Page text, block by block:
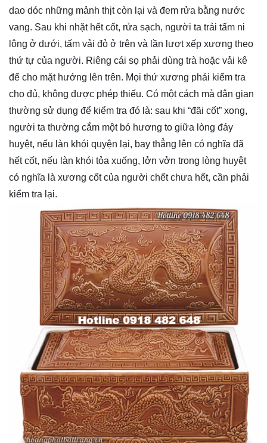
dao dóc những mảnh thịt còn lại và đem rửa bằng nước
vang. Sau khi nhặt hết cốt, rửa sạch, người ta trải tấm ni
lông ở dưới, tấm vải đỏ ở trên và lần lượt xếp xương theo
thứ tự của người. Riêng cái sọ phải dùng trà hoặc vải kê
để cho mặt hướng lên trên. Mọi thứ xương phải kiểm tra
cho đủ, không được phép thiếu. Có một cách mà dân gian
thường sử dụng để kiểm tra đó là: sau khi “đãi cốt” xong,
người ta thường cắm một bó hương to giữa lòng đáy
huyệt, nếu làn khói quyện lại, bay thẳng lên có nghĩa đã
hết cốt, nếu làn khói tỏa xuống, lởn vởn trong lòng huyệt
có nghĩa là xương cốt của người chết chưa hết, cần phải
kiểm tra lại.